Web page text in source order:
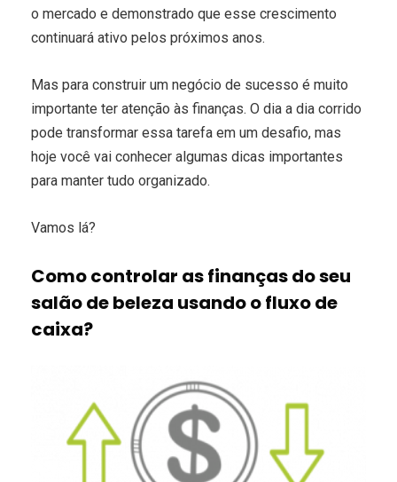
o mercado e demonstrado que esse crescimento
continuará ativo pelos próximos anos.
Mas para construir um negócio de sucesso é muito
importante ter atenção às finanças. O dia a dia corrido
pode transformar essa tarefa em um desafio, mas
hoje você vai conhecer algumas dicas importantes
para manter tudo organizado.
Vamos lá?
Como controlar as finanças do seu
salão de beleza usando o fluxo de
caixa?